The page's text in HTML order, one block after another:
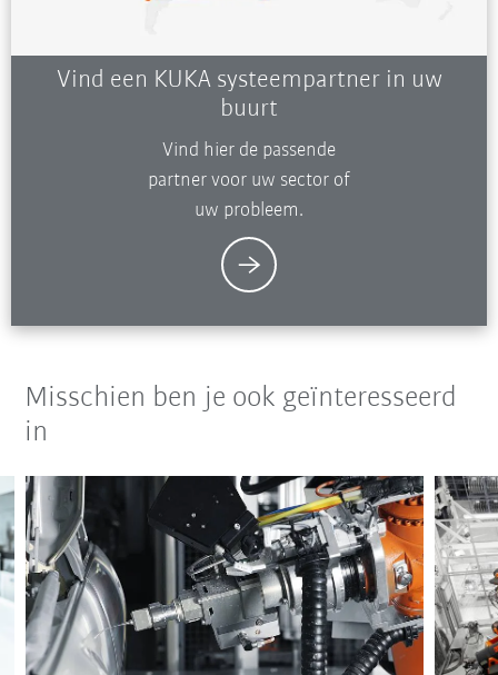
Vind een KUKA systeempartner in uw
buurt
Vind hier de passende
partner voor uw sector of
uw probleem.
Misschien ben je ook geïnteresseerd
in